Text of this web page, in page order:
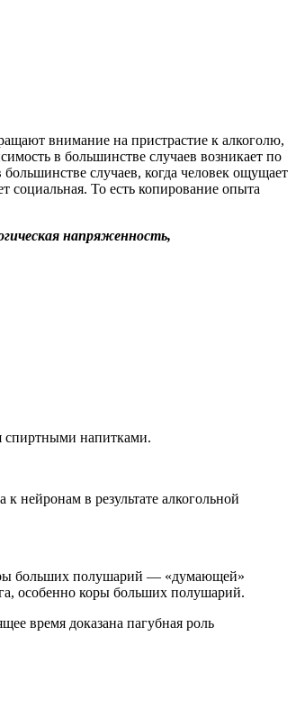
внимание на пристрастие к алкоголю,
в большинстве случаев возникает по
случаев, когда человек ощущает
социальная. То есть копирование опыта
напряженность,
спиртными напитками.
в результате алкогольной
больших полушарий — «думающей»
особенно коры больших полушарий.
время доказана пагубная роль